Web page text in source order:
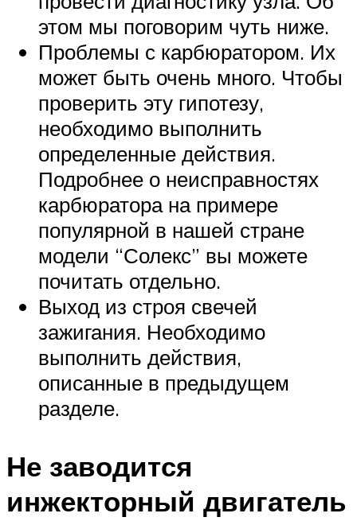
этом мы поговорим чуть ниже.
Проблемы с карбюратором. Их
может быть очень много. Чтобы
проверить эту гипотезу,
необходимо выполнить
определенные действия.
Подробнее о неисправностях
карбюратора на примере
популярной в нашей стране
модели “Солекс” вы можете
почитать отдельно.
Выход из строя свечей
зажигания. Необходимо
выполнить действия,
описанные в предыдущем
разделе.
Не заводится
инжекторный двигатель